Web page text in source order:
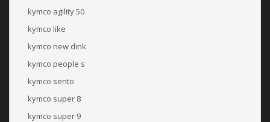
kymco agility 50
kymco like
kymco new dink
kymco people s
kymco sento
kymco super 8
kymco super 9